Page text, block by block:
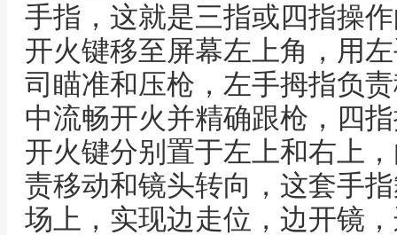
手指，这就是三指或四指操
开火键移至屏幕左上角，用
司瞄准和压枪，左手拇指负
中流畅开火并精确跟枪，四
开火键分别置于左上和右上
责移动和镜头转向，这套手
场上，实现边走位，边开镜